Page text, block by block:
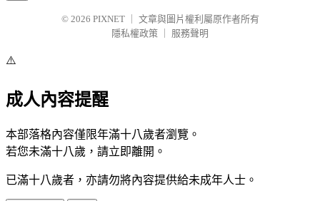
© 2026 PIXNET
文章與圖片權利屬原作者所有
隱私權政策
服務聲明
⚠️
成人內容提醒
本部落格內容僅限年滿十八歲者瀏覽。
若您未滿十八歲，請立即離開。
已滿十八歲者，亦請勿將內容提供給未成年人士。